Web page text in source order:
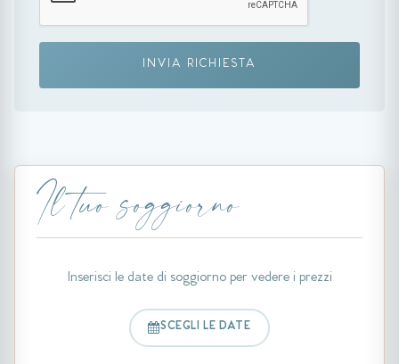
INVIA RICHIESTA
Il tuo soggiorno
Inserisci le date di soggiorno per vedere i prezzi
SCEGLI LE DATE